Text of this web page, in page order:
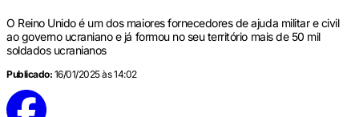
O Reino Unido é um dos maiores fornecedores de ajuda militar e civil
ao governo ucraniano e já formou no seu território mais de 50 mil
soldados ucranianos
Publicado: 16/01/2025 às 14:02